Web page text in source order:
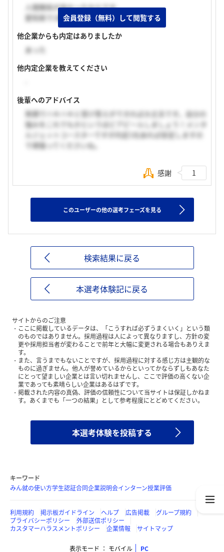
人間関係が良かったからです。
愛知県で1番の地方銀行だからです。
他企業からも内定はありましたか
あった
他内定企業を教えてください
後輩へのアドバイス
笑顔でハキハキと受け答えができれば大丈夫です。自分の
強みをこれでもかというほどアピールしましょう！メンタ
ルジェットコースターですが内定1社あれば安定しますの
で頑張ってくださいね。
会員登録（無料）して閲覧する
感謝 1
このユーザーの他の選考フェーズを見る
検索結果に戻る
本選考体験記に戻る
サイトからのご注意
ここに掲載しているデータは、「こうすれば必ずうまくいく」という類
のものではありません。採用過程は人によって異なりますし、方針の変
更や採用担当者が変わることで前年と大幅に変更される場合もありえま
す。
また、言うまでもないことですが、採用過程に対する感じ方は主観的な
ものに過ぎません。他人が誉めているからといってかならずしもあなた
にとって望ましい企業とは言い切れませんし、ここで評価の高くない企
業であっても素晴らしい企業はあるはずです。
掲載された内容の真偽、評価の信頼性について当サイトは保証しかねま
す。あくまでも「一つの結果」として参考程度にとどめてください。
本選考体験を投稿する
キーワード
みん就の使い方学生認証合同企業説明会インターン授業評価
利用規約 掲示板ガイドライン ヘルプ 広告掲載
グループ規約
プライバシーポリシー
外部送信ポリシー
カスタマーハラスメントポリシー
企業情報 サイトマップ
表示モード モバイル PC